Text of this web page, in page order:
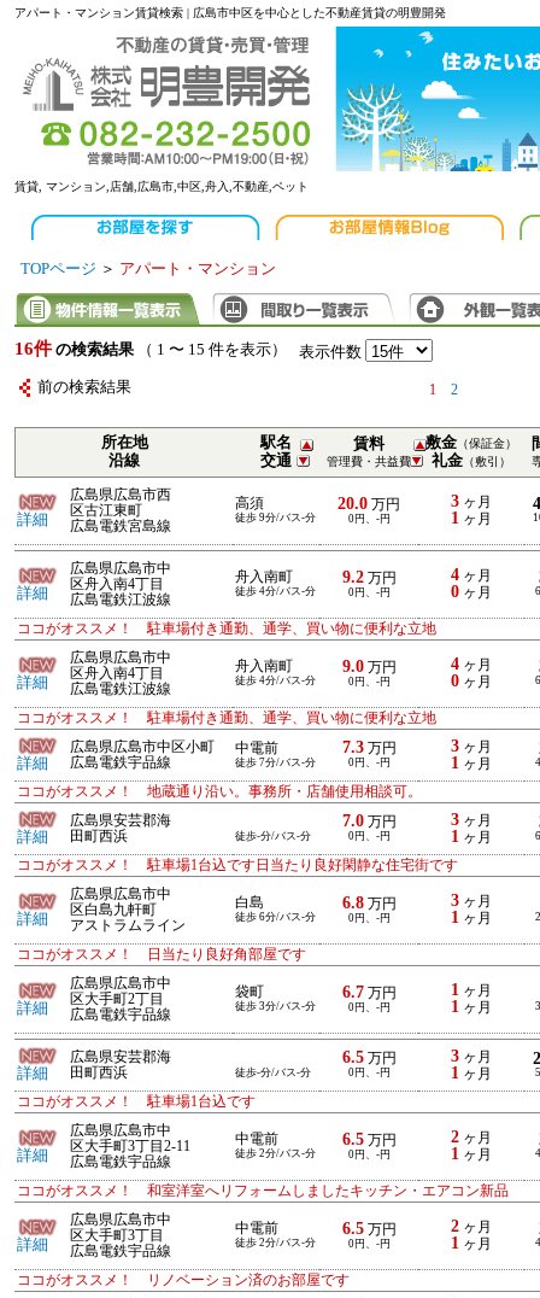
アパート・マンション賃貸検索 | 広島市中区を中心とした不動産賃貸の明豊開発
賃貸, マンション,店舗,広島市,中区,舟入,不動産,ペット
TOPページ ＞ アパート・マンション
16件 の検索結果 （ 1 〜 15 件を表示） 表示件数
前の検索結果 1 2
所在地
沿線
駅名
交通
賃料
管理費・共益費
敷金 （保証金）
礼金 （敷引）
詳細
広島県広島市西
区古江東町
広島電鉄宮島線
高須
徒歩 9分/バス-分
20.0 万円
0円、-円
3 ヶ月
1 ヶ月
詳細
広島県広島市中
区舟入南4丁目
広島電鉄江波線
舟入南町
徒歩 4分/バス-分
9.2万円
0円、-円
4 ヶ月
0 ヶ月
ココがオススメ！ 駐車場付き通勤、通学、買い物に便利な立地
詳細
広島県広島市中
区舟入南4丁目
広島電鉄江波線
舟入南町
徒歩 4分/バス-分
9.0万円
0円、-円
4 ヶ月
0 ヶ月
ココがオススメ！ 駐車場付き通勤、通学、買い物に便利な立地
詳細
広島県広島市中区小町
広島電鉄宇品線
中電前
徒歩 7分/バス-分
7.3万円
0円、-円
3 ヶ月
1 ヶ月
ココがオススメ！ 地蔵通り沿い。事務所・店舗使用相談可。
詳細
広島県安芸郡海
田町西浜
徒歩-分/バス-分
7.0万円
0円、-円
3 ヶ月
1 ヶ月
ココがオススメ！ 駐車場1台込です日当たり良好閑静な住宅街です
詳細
広島県広島市中
区白島九軒町
アストラムライン
白島
徒歩 6分/バス-分
6.8万円
0円、-円
3 ヶ月
1 ヶ月
ココがオススメ！ 日当たり良好角部屋です
詳細
広島県広島市中
区大手町2丁目
広島電鉄宇品線
袋町
徒歩 3分/バス-分
6.7万円
0円、-円
1 ヶ月
1 ヶ月
詳細
広島県安芸郡海
田町西浜
徒歩-分/バス-分
6.5万円
0円、-円
3 ヶ月
1 ヶ月
ココがオススメ！ 駐車場1台込です
詳細
広島県広島市中
区大手町3丁目2-11
広島電鉄宇品線
中電前
徒歩 2分/バス-分
6.5万円
0円、-円
2 ヶ月
1 ヶ月
ココがオススメ！ 和室洋室へリフォームしましたキッチン・エアコン新品
詳細
広島県広島市中
区大手町3丁目
広島電鉄宇品線
中電前
徒歩 2分/バス-分
6.5万円
0円、-円
2 ヶ月
1 ヶ月
ココがオススメ！ リノベーション済のお部屋です